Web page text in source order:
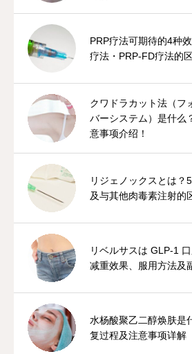
PRP疗法可期待的4种
疗法・PRP-FD疗法的
クワドラカット法（フ
バーシステム）是什么
意事项介绍！
リジェノックスとは？
及与其他肉毒素注射的
リベルサスは GLP-1
减重效果、服用方法及
水杨酸聚乙二醇焕肤是
复过程及注意事项详解